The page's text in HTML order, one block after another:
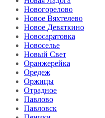
Новогорелово
Новое Вяхтелево
Новое Девяткино
Новосаратовка
Новоселье
Новый Свет
Оранжерейка
Оредеж
Оржицы
Отрадное
Павлово
Павловск